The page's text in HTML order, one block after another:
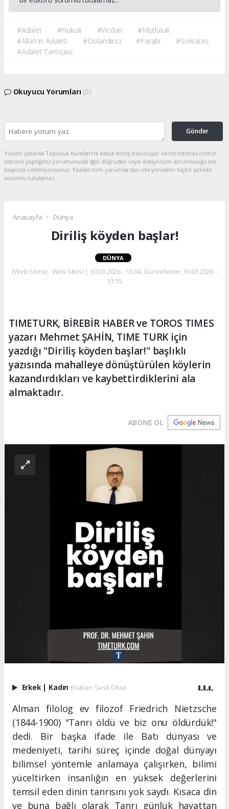
#Adalet #Hukuk #Vicdan
#Mutluluk
#Allah'ın Adaleti
#Dolandırıcı #Farabi
#Sokrates
#Adalet Tanrıçası
Okuyucu Yorumları (0)
Gönder
Yorum yazarak Topluluk Kuralları’nı kabul etmiş bulunuyor ve torostimes.com.tr
sitesine yaptığınız yorumunuzla ilgili doğrudan veya dolaylı tüm sorumluluğu tek
başınıza üstleniyorsunuz. Yazılan tüm yorumlardan site yönetimi hiçbir şekilde
sorumlu tutulamaz.
Anasayfa Dünya
Diriliş köyden başlar!
DÜNYA
(Web Sitesi) - Web Sitesi | 30.03.2026 - 13:04, Güncelleme: 30.03.2026 -
13:15
TIMETURK, BİREBİR HABER ve TOROS TIMES
yazarı Mehmet ŞAHİN, TIME TURK için
yazdığı "Diriliş köyden başlar!" başlıklı
yazısında mahalleye dönüştürülen köylerin
kazandırdıkları ve kaybettirdiklerini ala
almaktadır.
ABONE OL
Erkek | Kadın (Haberi Sesli Oku)
Alman filolog ev filozof Friedrich Nietzsche
(1844-1900) "Tanrı öldü ve biz onu öldürdük!"
dedi. Bir başka ifade ile Batı dünyası ve
medeniyeti, tarihi süreç içinde doğal dünyayı
bilimsel yöntemle anlamaya çalışırken, bilimi
yüceltirken insanlığın en yüksek değerlerini
temsil eden dinin tanrısını yok saydı. Kısaca din
ve buna bağlı olarak Tanrı günlük hayattan